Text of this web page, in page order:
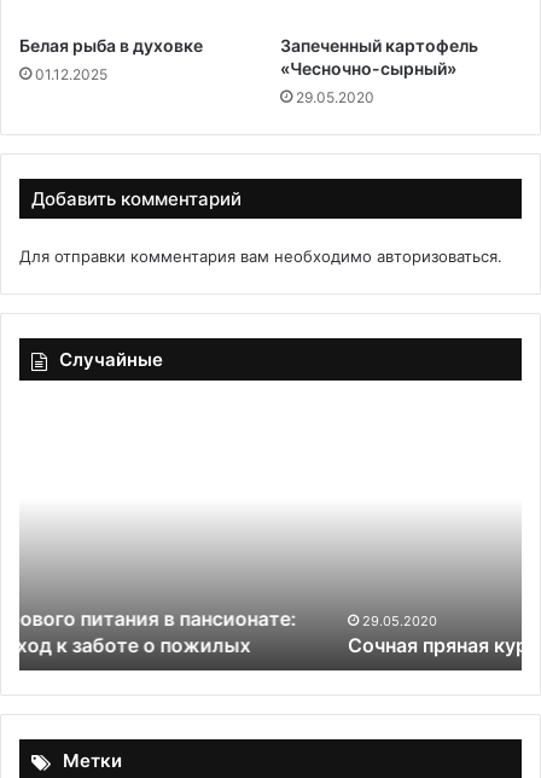
Белая рыба в духовке
01.12.2025
Запеченный картофель
«Чесночно-сырный»
29.05.2020
Добавить комментарий
Для отправки комментария вам необходимо авторизоваться.
Случайные
29.05.2020
Сочная пряная куриная грудка с розмарином
Метки